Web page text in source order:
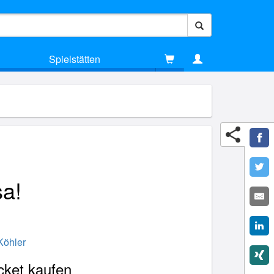
Spielstätten
kaufen